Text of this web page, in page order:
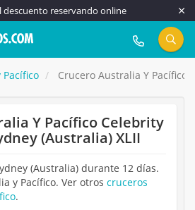
descuento reservando online
917 815 555
Crucero Australia Y Pacífico
Y Pacífico Celebrity
(Australia) XLII
(Australia) durante 12 días.
y Pacífico. Ver otros cruceros
.